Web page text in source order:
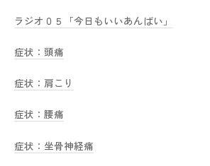
ラジオ０５「今日もいいあんばい」
症状：頭痛
症状：肩こり
症状：腰痛
症状：坐骨神経痛